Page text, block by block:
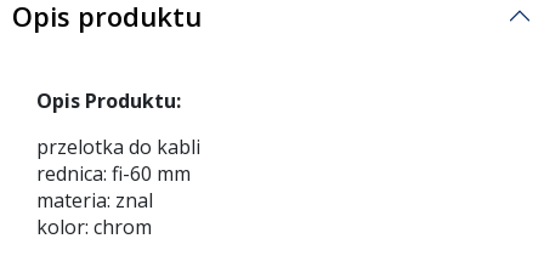
Opis produktu
Opis Produktu:
przelotka do kabli
rednica: fi-60 mm
materia: znal
kolor: chrom